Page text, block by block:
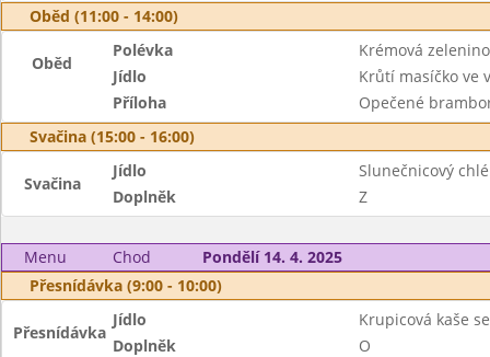
Oběd (11:00 - 14:00)
Oběd
Polévka
Krémová
Jídlo
Krůtí masíčko ve
Příloha
Opečené
Svačina (15:00 - 16:00)
Svačina
Jídlo
Slunečnicový
Doplněk
Z
Menu Chod
Pondělí 14. 4. 2025
Přesnídávka (9:00 - 10:00)
Přesnídávka
Jídlo
Krupicová kaše
Doplněk
O